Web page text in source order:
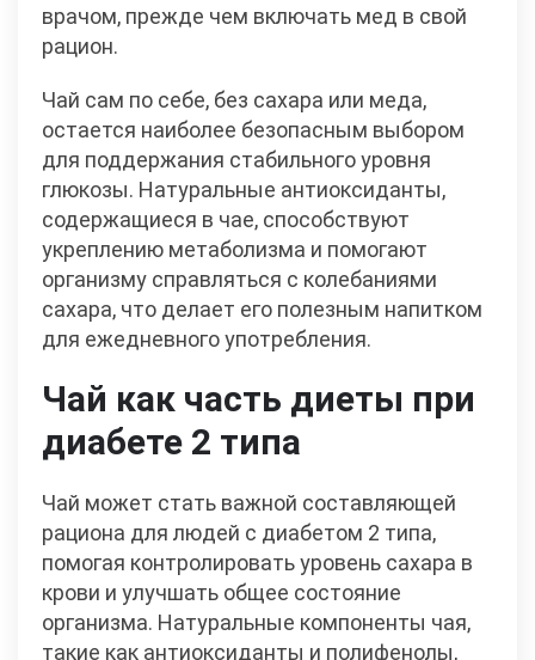
врачом, прежде чем включать мед в свой
рацион.
Чай сам по себе, без сахара или меда,
остается наиболее безопасным выбором
для поддержания стабильного уровня
глюкозы. Натуральные антиоксиданты,
содержащиеся в чае, способствуют
укреплению метаболизма и помогают
организму справляться с колебаниями
сахара, что делает его полезным напитком
для ежедневного употребления.
Чай как часть диеты при
диабете 2 типа
Чай может стать важной составляющей
рациона для людей с диабетом 2 типа,
помогая контролировать уровень сахара в
крови и улучшать общее состояние
организма. Натуральные компоненты чая,
такие как антиоксиданты и полифенолы,